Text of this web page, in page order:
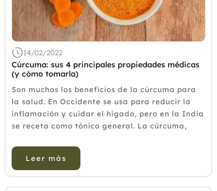
14/02/2022
Cúrcuma: sus 4 principales propiedades médicas
(y cómo tomarla)
Son muchos los beneficios de la cúrcuma para
la salud. En Occidente se usa para reducir la
inflamación y cuidar el hígado, pero en la India
se receta como tónico general. La cúrcuma,
principal del curry, es...
Leer más